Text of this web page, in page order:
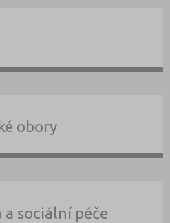
obory
a sociální péče